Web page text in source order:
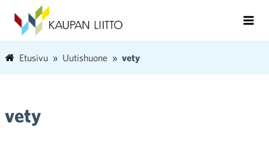
Etusivu Uutishuone vety
vety